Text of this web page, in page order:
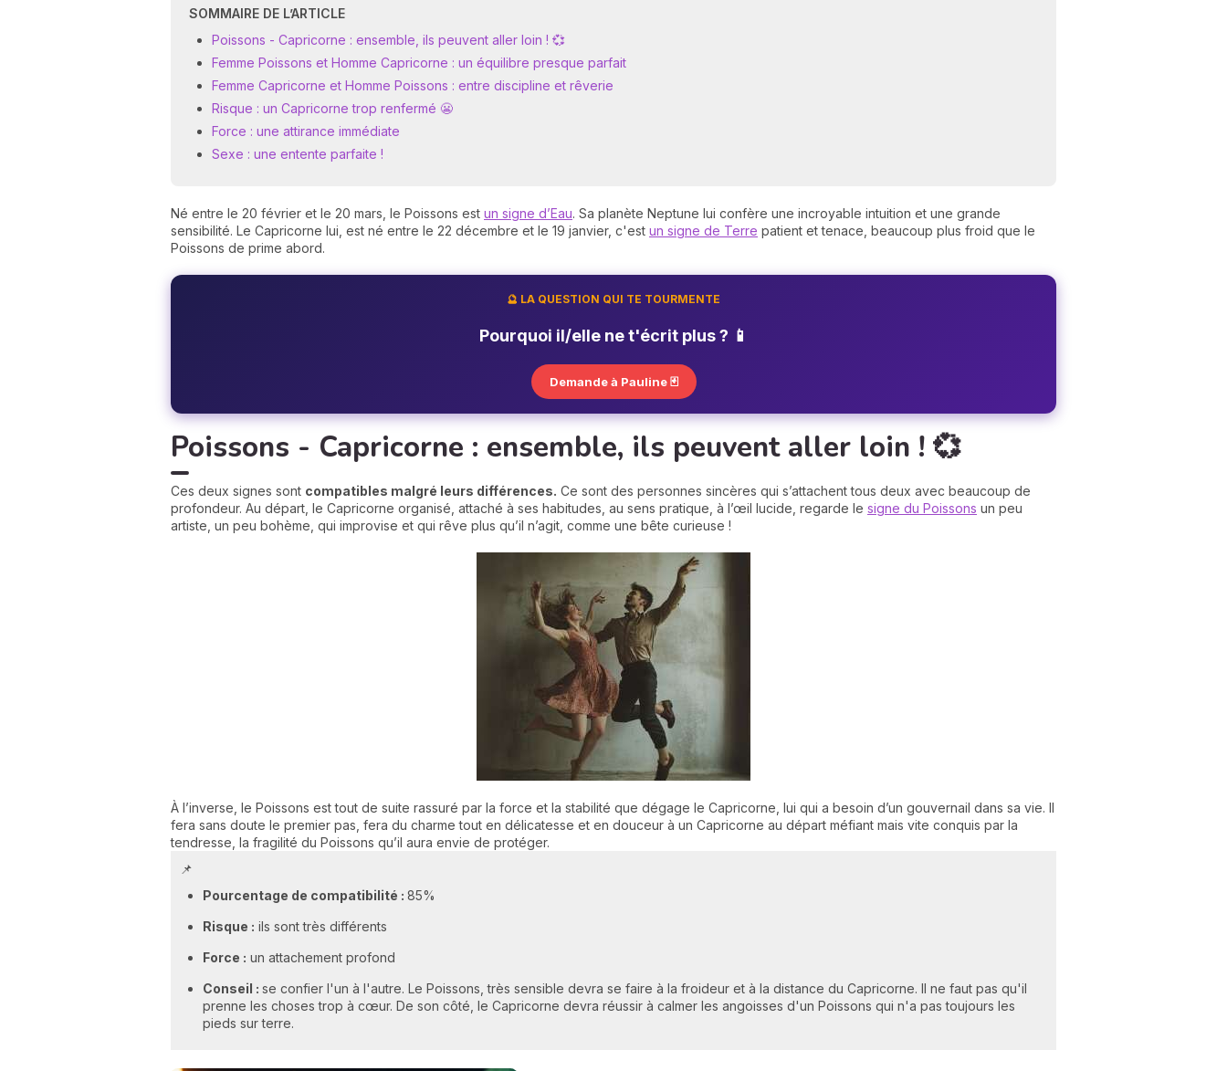
SOMMAIRE DE L’ARTICLE
Poissons - Capricorne : ensemble, ils peuvent aller loin ! 💞
Femme Poissons et Homme Capricorne : un équilibre presque parfait
Femme Capricorne et Homme Poissons : entre discipline et rêverie
Risque : un Capricorne trop renfermé 😬
Force : une attirance immédiate
Sexe : une entente parfaite !
Né entre le 20 février et le 20 mars, le Poissons est un signe d’Eau. Sa planète Neptune lui confère une incroyable intuition et une grande
sensibilité. Le Capricorne lui, est né entre le 22 décembre et le 19 janvier, c'est un signe de Terre patient et tenace, beaucoup plus froid que le
Poissons de prime abord.
🔮 LA QUESTION QUI TE TOURMENTE
Pourquoi il/elle ne t'écrit plus ? 📱
Demande à Pauline 🃏
Poissons - Capricorne : ensemble, ils peuvent aller loin ! 💞
Ces deux signes sont compatibles malgré leurs différences. Ce sont des personnes sincères qui s’attachent tous deux avec beaucoup de
profondeur. Au départ, le Capricorne organisé, attaché à ses habitudes, au sens pratique, à l’œil lucide, regarde le signe du Poissons un peu
artiste, un peu bohème, qui improvise et qui rêve plus qu’il n’agit, comme une bête curieuse !
À l’inverse, le Poissons est tout de suite rassuré par la force et la stabilité que dégage le Capricorne, lui qui a besoin d’un gouvernail dans sa vie. Il
fera sans doute le premier pas, fera du charme tout en délicatesse et en douceur à un Capricorne au départ méfiant mais vite conquis par la
tendresse, la fragilité du Poissons qu’il aura envie de protéger.
📌
Pourcentage de compatibilité : 85%
Risque : ils sont très différents
Force : un attachement profond
Conseil : se confier l'un à l'autre. Le Poissons, très sensible devra se faire à la froideur et à la distance du Capricorne. Il ne faut pas qu'il
prenne les choses trop à cœur. De son côté, le Capricorne devra réussir à calmer les angoisses d'un Poissons qui n'a pas toujours les
pieds sur terre.